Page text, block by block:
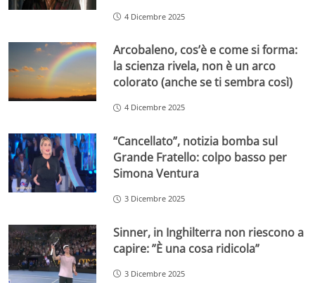
4 Dicembre 2025
Arcobaleno, cos’è e come si forma:
la scienza rivela, non è un arco
colorato (anche se ti sembra così)
4 Dicembre 2025
“Cancellato”, notizia bomba sul
Grande Fratello: colpo basso per
Simona Ventura
3 Dicembre 2025
Sinner, in Inghilterra non riescono a
capire: ”È una cosa ridicola”
3 Dicembre 2025